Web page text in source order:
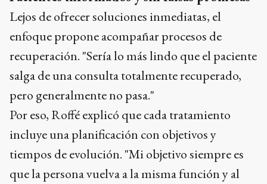
Lejos de ofrecer soluciones inmediatas, el
enfoque propone acompañar procesos de
recuperación. "Sería lo más lindo que el paciente
salga de una consulta totalmente recuperado,
pero generalmente no pasa."
Por eso, Roffé explicó que cada tratamiento
incluye una planificación con objetivos y
tiempos de evolución. "Mi objetivo siempre es
que la persona vuelva a la misma función y al